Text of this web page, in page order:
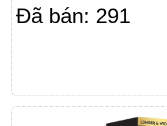
Đã bán: 291